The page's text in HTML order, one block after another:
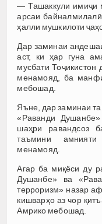
— Ташаккули имиҷи
арсаи
ҳалли мушкилоти
Дар заминаи
аст, ки ҳар гуна
мусбати
менамояд, ба
мебошад.
Яъне, дар заминаи
«Раванди
шаҳри равандсоз
таъмини
менамояд.
Агар ба миқёси ду
Душанбе» ва
терроризм» назар
кишварҳо аз чор
Амрико мебошад.